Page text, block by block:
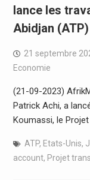
lance les
Abidjan (ATP)
21 septembre
Economie
(21-09-2023)
Patrick Achi, a
Koumassi, le
ATP, Etats-Unis,
account, Projet